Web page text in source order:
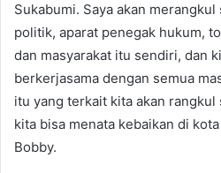
Sukabumi. Saya akan
politik, aparat penegak hukum,
dan masyarakat itu sendiri, dan
berkerjasama dengan semua
itu yang terkait kita akan rangkul
kita bisa menata kebaikan di
Bobby.